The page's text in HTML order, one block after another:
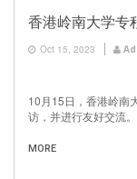
香港岭南大学专
Oct 15, 2023
10月15日，香港岭南
访，并进行友好交流
MORE